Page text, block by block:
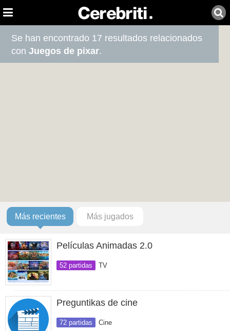
Se han encontrado 17 resultados relacionados
conJuegos de pixar.
Más recientes Más jugados
Películas Animadas 2.0
52 partidas TV
Preguntikas de cine
72 partidas Cine